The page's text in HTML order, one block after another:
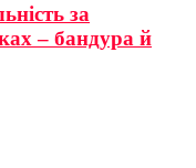
за
– бандура й